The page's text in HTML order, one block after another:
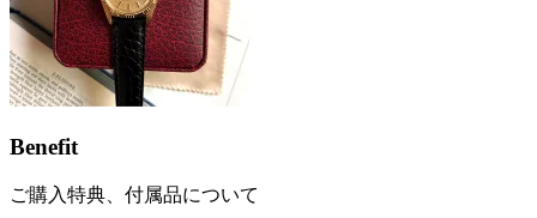
Benefit
ご購入特典、付属品について